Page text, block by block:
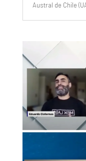
Austral de Chile